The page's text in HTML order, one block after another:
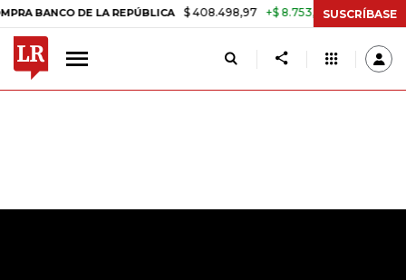
DE LA REPÚBLICA $ 408.498,97 +$ 8.753,81 +2,19% TASA DE
SUSCRÍBASE